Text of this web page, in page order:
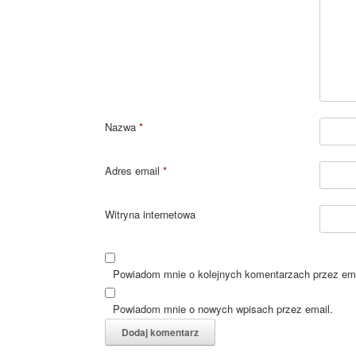
Nazwa *
Adres email *
Witryna internetowa
Powiadom mnie o kolejnych komentarzach przez
Powiadom mnie o nowych wpisach przez email.